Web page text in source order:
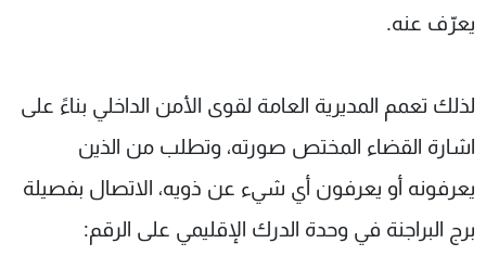
يعرّف عنه.
لذلك تعمم المديرية العامة لقوى الأمن الداخلي بناءً على
اشارة القضاء المختص صورته، وتطلب من الذين
يعرفونه أو يعرفون أي شيء عن ذويه، الاتصال بفصيلة
برج البراجنة في وحدة الدرك الإقليمي على الرقم: